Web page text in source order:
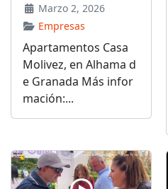
Marzo 2, 2026
Empresas
Apartamentos Casa
Molivez, en Alhama d
e Granada Más infor
mación:...